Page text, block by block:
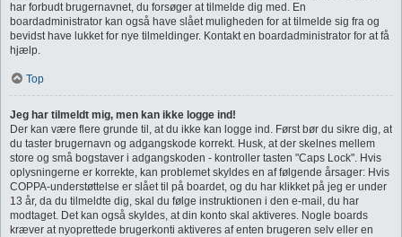
har forbudt brugernavnet, du forsøger at tilmelde dig med. En
boardadministrator kan også have slået muligheden for at tilmelde sig fra og
bevidst have lukket for nye tilmeldinger. Kontakt en boardadministrator for at få
hjælp.
Top
Jeg har tilmeldt mig, men kan ikke logge ind!
Der kan være flere grunde til, at du ikke kan logge ind. Først bør du sikre dig, at
du taster brugernavn og adgangskode korrekt. Husk, at der skelnes mellem
store og små bogstaver i adgangskoden - kontroller tasten "Caps Lock". Hvis
oplysningerne er korrekte, kan problemet skyldes en af følgende årsager: Hvis
COPPA-understøttelse er slået til på boardet, og du har klikket på jeg er under
13 år, da du tilmeldte dig, skal du følge instruktionen i den e-mail, du har
modtaget. Det kan også skyldes, at din konto skal aktiveres. Nogle boards
kræver at nyoprettede brugerkonti aktiveres af enten brugeren selv eller en